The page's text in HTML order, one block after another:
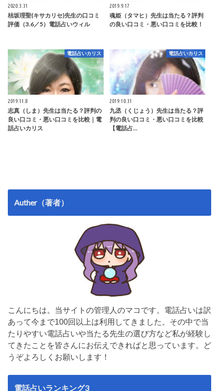
2020.3.31
桔坂理聖(キサカリセ)先生の口コミ
評価（3.6／5）電話占いウィル
2019.9.17
魂姫（タマヒ）先生は当たる？評判
の良い口コミ・悪い口コミを比較！
電話占いカリス
2019.11.8
志真（しま）先生は当たる？評判の
良い口コミ・悪い口コミを比較｜電
話占いカリス
電話占いカリス
2019.10.31
九丞（くじょう）先生は当たる？評
判の良い口コミ・悪い口コミを比較
【電話占…
Auther（著者）
こんにちは。当サイトの管理人のマコです。電話占いは訳
あって今まで100回以上は利用してきました。その中で当
たりやすい電話占いや当たる先生の選び方など私が経験し
てきたことを皆さんにお伝えできればと思っています。ど
うぞよろしくお願いします！
電話占いランキング3